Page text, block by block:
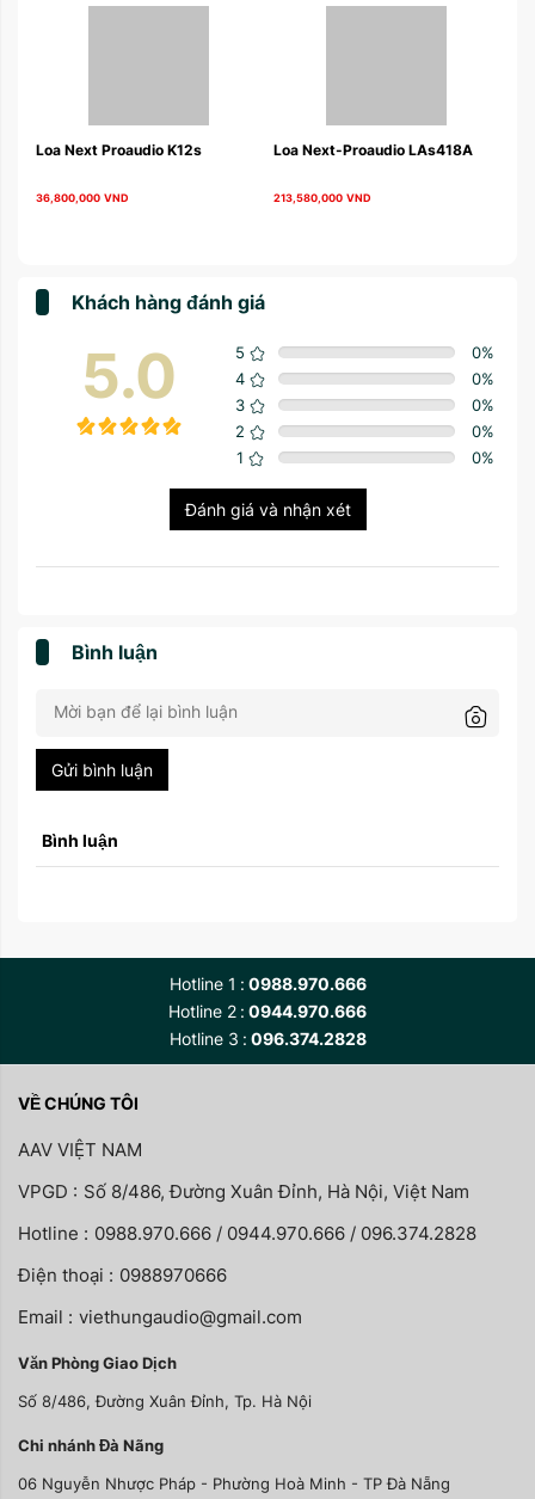
Proaudio LAs418A
VND
Loa Next-Proaudio LAs118A
VND
Loa Next-
Khách hàng đánh giá
5.0 5 0%
4
0%
3
0%
2
0%
1
0%
Đánh giá và nhận xét
Bình luận
Gửi bình luận
Bình luận
Hotline 1
0988.970.666
Hotline 2 0944.970.666
Hotline 3
096.374.2828
VỀ CHÚNG TÔI
AAV VIỆT NAM
VPGD : Số 8/486, Đường Xuân Đỉnh, Hà Nội, Việt Nam
Hotline : 0988.970.666 / 0944.970.666 / 096.374.2828
Điện thoại : 0988970666
Email : viethungaudio@gmail.com
Văn Phòng Giao Dịch
Số 8/486, Đường Xuân Đỉnh, Tp. Hà Nội
Chi nhánh Đà Nãng
06 Nguyễn Nhược Pháp - Phường Hoà Minh - TP Đà Nẵng